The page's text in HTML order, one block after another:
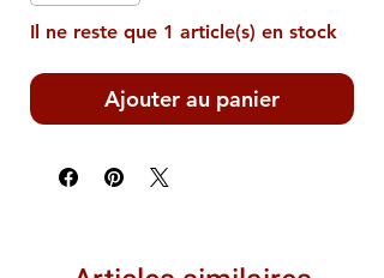
Il ne reste que 1 article(s) en stock
Ajouter au panier